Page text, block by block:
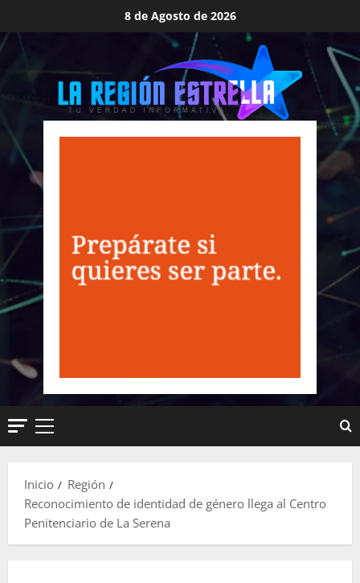
al
contenido
8 de Agosto de 2026
Menú
Inicio
Región
Reconocimiento de identidad de género llega al Centro
Penitenciario de La Serena